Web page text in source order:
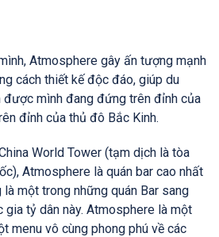
Atmosphere gây ấn tượng mạnh
cách thiết kế độc đáo, giúp du
được mình đang đứng trên đỉnh của
đỉnh của thủ đô Bắc Kinh.
World Tower (tạm dịch là tòa
Atmosphere là quán bar cao nhất
là một trong những quán Bar sang
tỷ dân này. Atmosphere là một
menu vô cùng phong phú về các